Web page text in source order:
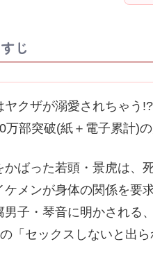
じ
ヤクザが溺愛されちゃう!?
万部突破(紙＋電子累計)
かばった若頭・景虎は、
ケメンが身体の関係を要
男子・琴音に明かされる
「セックスしないと出